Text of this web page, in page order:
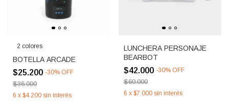
2 colores
BOTELLA ARCADE
$25.200 -30% OFF
$36.000
6 x $4.200 sin interés
LUNCHERA PERSONAJE
BEARBOT
$42.000 -30% OFF
$60.000
6 x $7.000 sin interés